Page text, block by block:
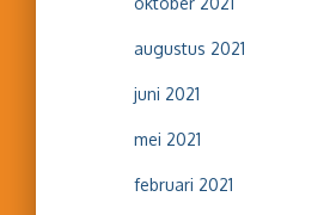
augustus 2021
juni 2021
mei 2021
februari 2021